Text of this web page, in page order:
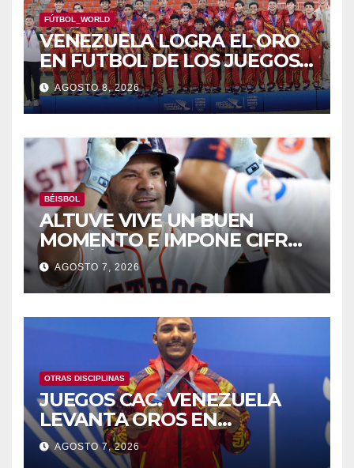
FÚTBOL_WORLD
VENEZUELA LOGRA EL ORO
EN FUTBOL DE LOS JUEGOS
CAC
AGOSTO 8, 2026
BÉISBOL
ALTUVE VIVE UN BUEN
MOMENTO E IMPONE CIFRAS
HISTÓRICAS
AGOSTO 7, 2026
OTRAS DISCIPLINAS
JUEGOS CAC. VENEZUELA
LEVANTA OROS EN
HALTEROFILIA Y TIRO
AGOSTO 7, 2026